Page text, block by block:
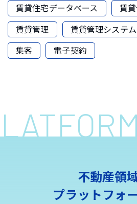
賃貸住宅データベース
賃
賃貸管理
賃貸管理システム
集客
電子契約
不動産領
プラットフォ